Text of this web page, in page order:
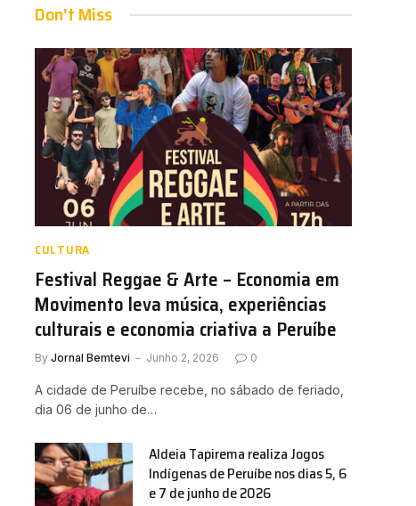
Don't Miss
CULTURA
Festival Reggae & Arte – Economia em
Movimento leva música, experiências
culturais e economia criativa a Peruíbe
By Jornal Bemtevi Junho 2, 2026 0
A cidade de Peruíbe recebe, no sábado de feriado,
dia 06 de junho de…
Aldeia Tapirema realiza Jogos
Indígenas de Peruíbe nos dias 5, 6
e 7 de junho de 2026